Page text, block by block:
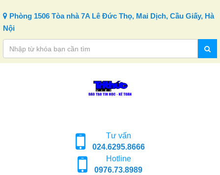
Phòng 1506 Tòa nhà 7A Lê Đức Thọ, Mai Dịch, Cầu Giấy, Hà
Nội
Tư vấn
024.6295.8666
Hotline
0976.73.8989